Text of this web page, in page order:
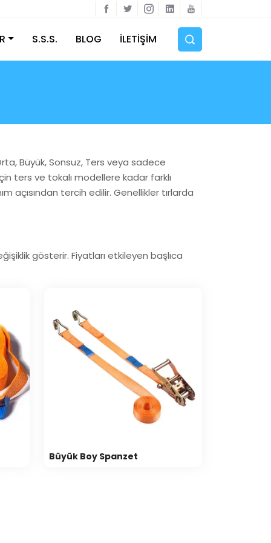
S.S.S. BLOG İLETİŞİM
Büyük, Sonsuz, Ters veya sadece
ters ve tokalı modellere kadar farklı
açısından tercih edilir. Genellikler tırlarda
gösterir. Fiyatları etkileyen başlıca
Büyük Boy Spanzet